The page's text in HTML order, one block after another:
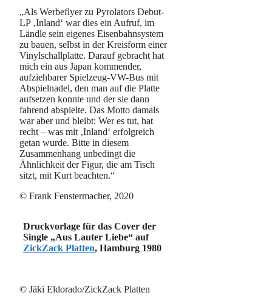
„Als Werbeflyer zu Pyrolators Debut-
LP ‚Inland‘ war dies ein Aufruf, im
Ländle sein eigenes Eisenbahnsystem
zu bauen, selbst in der Kreisform einer
Vinylschallplatte. Darauf gebracht hat
mich ein aus Japan kommender,
aufziehbarer Spielzeug-VW-Bus mit
Abspielnadel, den man auf die Platte
aufsetzen konnte und der sie dann
fahrend abspielte. Das Motto damals
war aber und bleibt: Wer es tut, hat
recht – was mit ‚Inland‘ erfolgreich
getan wurde. Bitte in diesem
Zusammenhang unbedingt die
Ähnlichkeit der Figur, die am Tisch
sitzt, mit Kurt beachten.“
© Frank Fenstermacher, 2020
Druckvorlage für das Cover der
Single „Aus Lauter Liebe“ auf
ZickZack Platten, Hamburg 1980
© Jäki Eldorado/ZickZack Platten